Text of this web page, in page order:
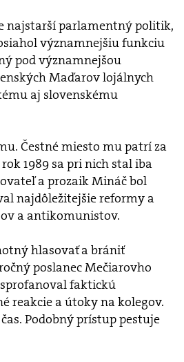
najstarší parlamentný politik,
významnejšiu funkciu
pod významnejšou
Maďarov lojálnych
aj slovenskému
Čestné miesto mu patrí za
1989 sa pri nich stal iba
a prozaik Mináč bol
najdôležitejšie reformy a
a antikomunistov.
hlasovať a brániť
poslanec Mečiarovho
faktickú
reakcie a útoky na kolegov.
Podobný prístup pestuje